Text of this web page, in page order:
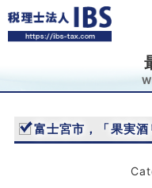
富士宮市，「果実